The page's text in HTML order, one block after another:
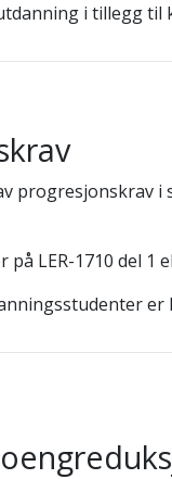
i tillegg til
progresjonskrav
på LER-1710 del 1